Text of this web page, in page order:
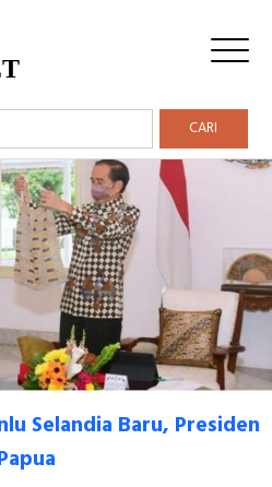
CARI
Baru
Selandia Baru, Presiden